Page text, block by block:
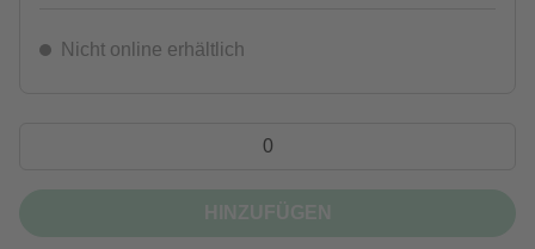
Nicht online erhältlich